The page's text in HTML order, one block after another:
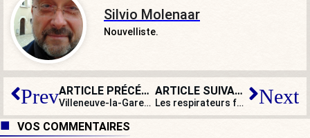
Silvio Molenaar
Nouvelliste.
Prev ARTICLE PRÉCÉDENT
Villeneuve-la-Garenne, pour en finir avec le mythe de la banlieue abandonnée
ARTICLE SUIVANT
Les respirateurs fabriqués à la hâte sont-ils inadaptés ? Next
VOS COMMENTAIRES